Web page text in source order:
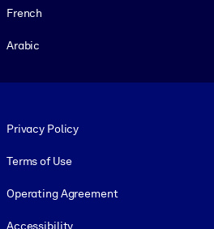
French
Arabic
Privacy Policy
Terms of Use
Operating Agreement
Accessibility